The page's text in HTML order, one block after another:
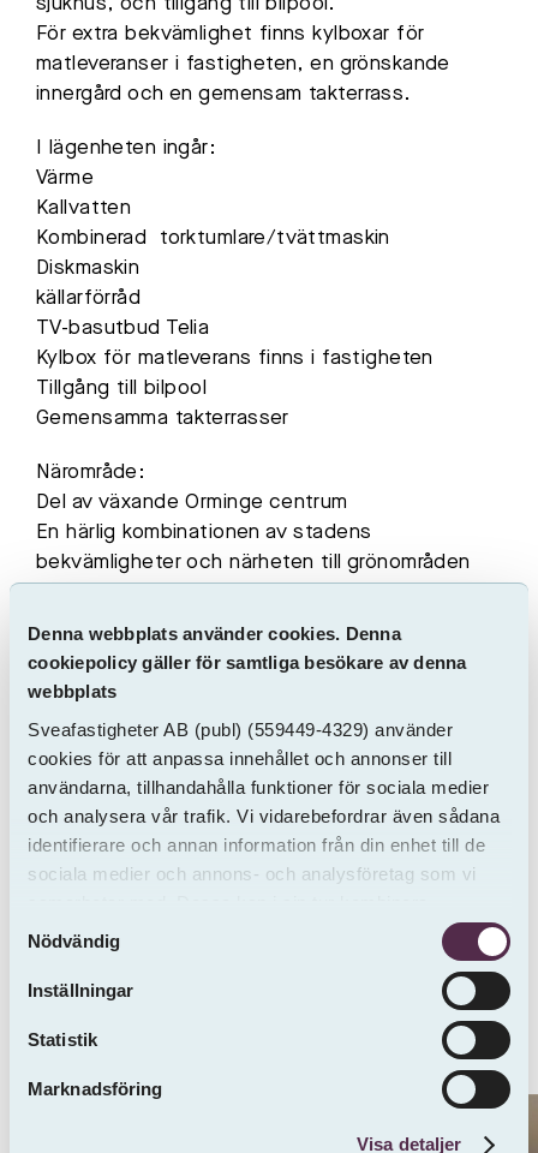
Denna webbplats använder cookies. Denna
cookiepolicy gäller för samtliga besökare av denna
webbplats
Sveafastigheter AB (publ) (559449-4329) använder
cookies för att anpassa innehållet och annonser till
användarna, tillhandahålla funktioner för sociala medier
och analysera vår trafik. Vi vidarebefordrar även sådana
identifierare och annan information från din enhet till de
sociala medier och annons- och analysföretag som vi
informationen med annan information som du har
tillhandahållit eller som de har samlat in från andra än
oss.
Samtyckesval
Nödvändig
Inställningar
Statistik
Marknadsföring
Visa detaljer
För extra bekvämlighet finns kylboxar för
matleveranser i fastigheten, en grönskande
innergård och en gemensam takterrass.
I lägenheten ingår:
Värme
Kallvatten
Kombinerad torktumlare/tvättmaskin
Diskmaskin
källarförråd
TV-basutbud Telia
Kylbox för matleverans finns i fastigheten
Tillgång till bilpool
Gemensamma takterrasser
Närområde:
Del av växande Orminge centrum
En härlig kombinationen av stadens
bekvämligheter och närheten till grönområden
Nära till kollektivtrafik
Den gemensamma innergården skapar fina
förutsättningar för umgänge
vårdboende om cirka 50-70 vårdbostäder.
Bilderna är exempelbilder ifrån liknande lägenhet.
Sveafastigheter friskriver sig från eventuella fel i
annonsen eller ritningen. Har du några frågor om
lägenheten är du välkommen att kontakta
attraktivt läge – perfekt för dig som vill ha
närhet till både stadens utbud och natur.